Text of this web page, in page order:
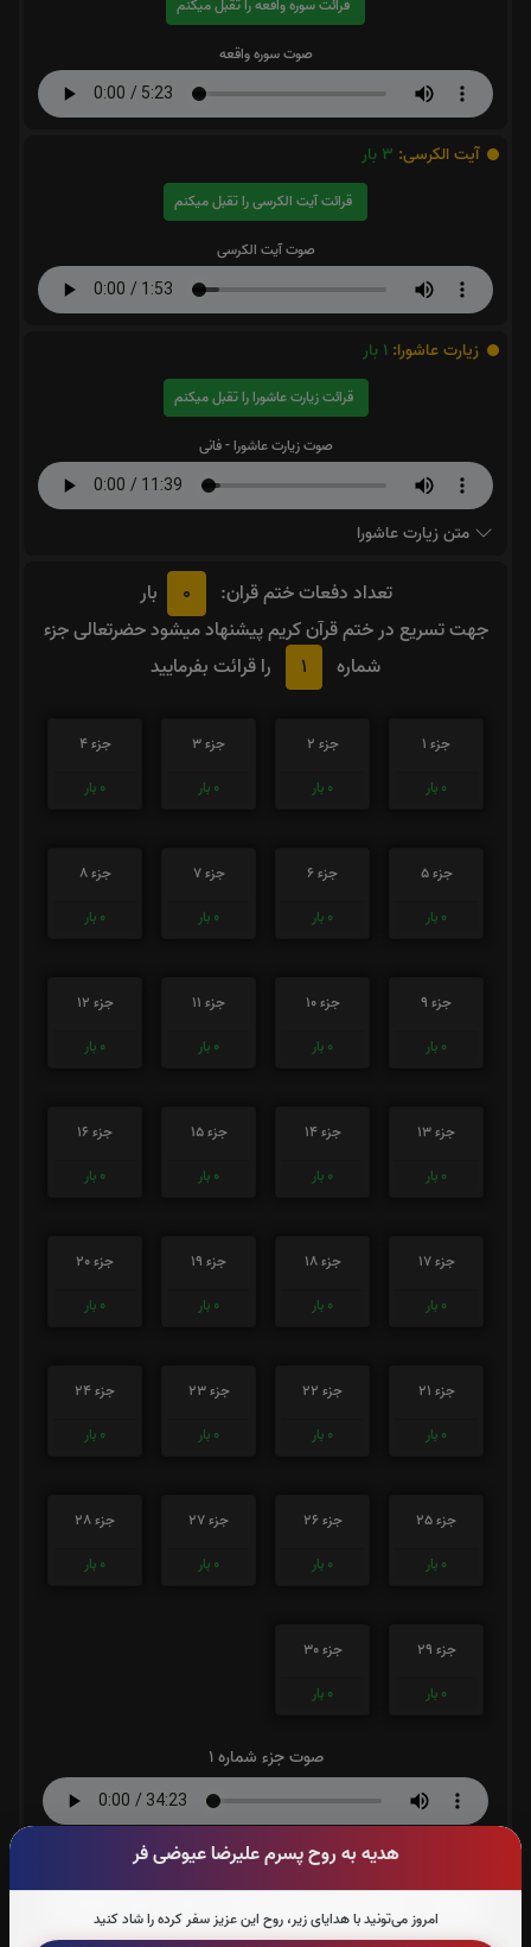
هدیه به روح پسرم علیرضا عیوضی فر
امروز می‌تونید با هدایای زیر، روح این عزیز سفر کرده را شاد کنید
قرائت سوره واقعه را تقبل میکنم
صوت سوره واقعه
آیت الکرسی: 3 بار
قرائت آیت الکرسی را تقبل میکنم
صوت آیت الکرسی
زیارت عاشورا: 1 بار
قرائت زیارت عاشورا را تقبل میکنم
صوت زیارت عاشورا - فانی
متن زیارت عاشورا
تعداد دفعات ختم قران: 0
بار
جهت تسریع در ختم قرآن کریم پیشنهاد میشود حضرتعالی جزء
شماره
1 را قرائت بفرمایید
جزء 1
0 بار
جزء 2
0 بار
جزء 3
0 بار
جزء 4
0 بار
جزء 5
0 بار
جزء 6
0 بار
جزء 7
0 بار
جزء 8
0 بار
جزء 9
0 بار
جزء 10
0 بار
جزء 11
0 بار
جزء 12
0 بار
جزء 13
0 بار
جزء 14
0 بار
جزء 15
0 بار
جزء 16
0 بار
جزء 17
0 بار
جزء 18
0 بار
جزء 19
0 بار
جزء 20
0 بار
جزء 21
0 بار
جزء 22
0 بار
جزء 23
0 بار
جزء 24
0 بار
جزء 25
0 بار
جزء 26
0 بار
جزء 27
0 بار
جزء 28
0 بار
جزء 29
0 بار
جزء 30
0 بار
صوت جزء شماره 1
صوت جزء شماره 2